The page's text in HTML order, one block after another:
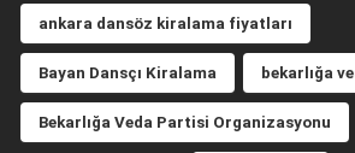
ankara dansöz kiralama fiyatları
Bayan Dansçı Kiralama bekarlığa
Bekarlığa Veda Partisi Organizasyonu